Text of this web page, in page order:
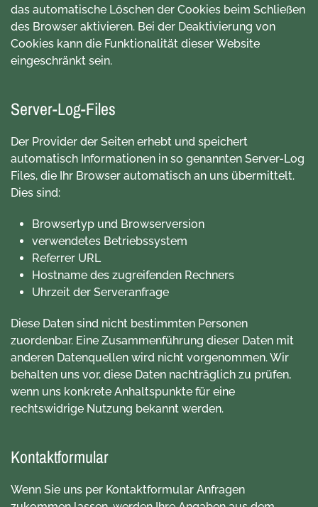
das automatische Löschen der Cookies beim Schließen
des Browser aktivieren. Bei der Deaktivierung von
Cookies kann die Funktionalität dieser Website
eingeschränkt sein.
Server-Log-Files
Der Provider der Seiten erhebt und speichert
automatisch Informationen in so genannten Server-Log
Files, die Ihr Browser automatisch an uns übermittelt.
Dies sind:
Browsertyp und Browserversion
verwendetes Betriebssystem
Referrer URL
Hostname des zugreifenden Rechners
Uhrzeit der Serveranfrage
Diese Daten sind nicht bestimmten Personen
zuordenbar. Eine Zusammenführung dieser Daten mit
anderen Datenquellen wird nicht vorgenommen. Wir
behalten uns vor, diese Daten nachträglich zu prüfen,
wenn uns konkrete Anhaltspunkte für eine
rechtswidrige Nutzung bekannt werden.
Kontaktformular
Wenn Sie uns per Kontaktformular Anfragen